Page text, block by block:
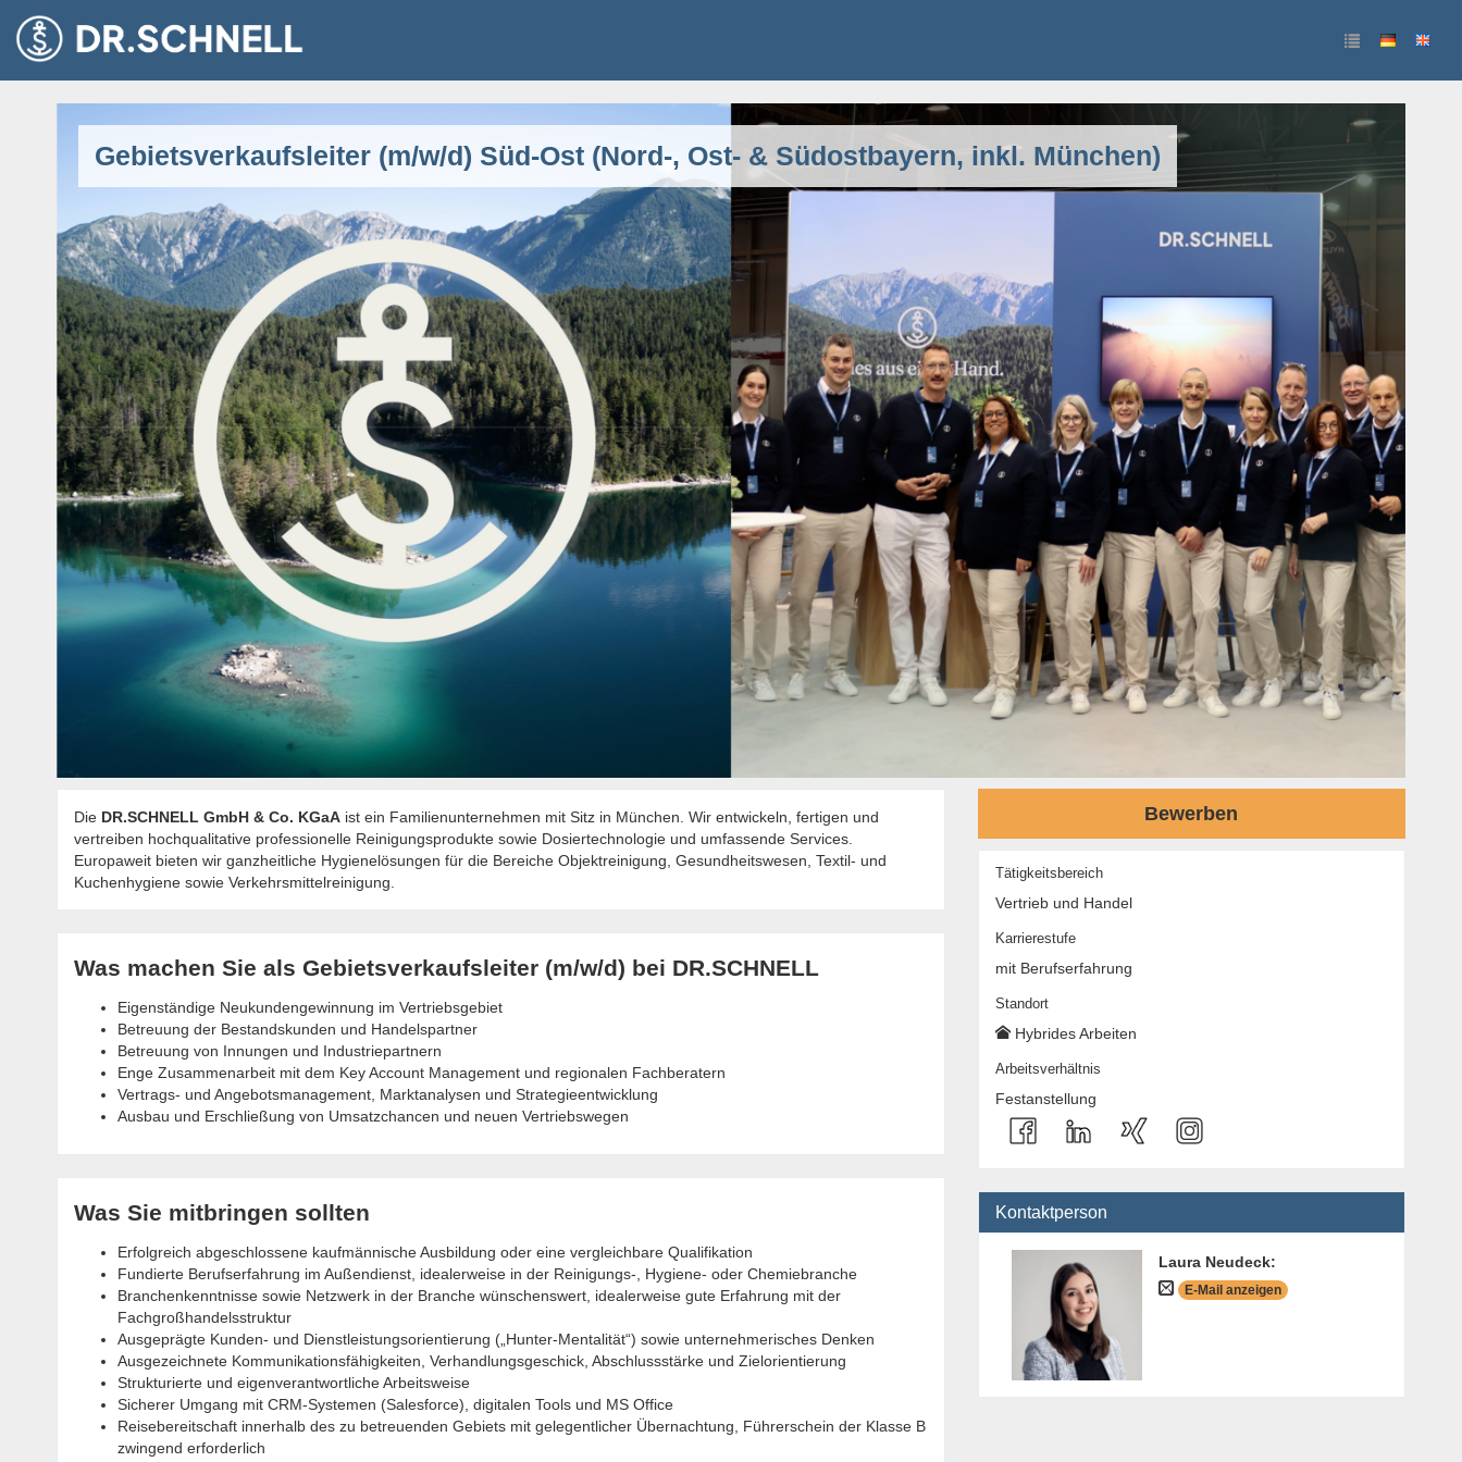
Gebietsverkaufsleiter (m/w/d) Süd-Ost (Nord-, Ost- & Südostbayern, inkl. München)
Die DR.SCHNELL GmbH & Co. KGaA ist ein Familienunternehmen mit Sitz in München. Wir entwickeln, fertigen und
vertreiben hochqualitative professionelle Reinigungsprodukte sowie Dosiertechnologie und umfassende Services.
Europaweit bieten wir ganzheitliche Hygienelösungen für die Bereiche Objektreinigung, Gesundheitswesen, Textil- und
Kuchenhygiene sowie Verkehrsmittelreinigung.
Was machen Sie als Gebietsverkaufsleiter (m/w/d) bei DR.SCHNELL
Eigenständige Neukundengewinnung im Vertriebsgebiet
Betreuung der Bestandskunden und Handelspartner
Betreuung von Innungen und Industriepartnern
Enge Zusammenarbeit mit dem Key Account Management und regionalen Fachberatern
Vertrags- und Angebotsmanagement, Marktanalysen und Strategieentwicklung
Ausbau und Erschließung von Umsatzchancen und neuen Vertriebswegen
Was Sie mitbringen sollten
Erfolgreich abgeschlossene kaufmännische Ausbildung oder eine vergleichbare Qualifikation
Fundierte Berufserfahrung im Außendienst, idealerweise in der Reinigungs-, Hygiene- oder Chemiebranche
Branchenkenntnisse sowie Netzwerk in der Branche wünschenswert, idealerweise gute Erfahrung mit der
Fachgroßhandelsstruktur
Ausgeprägte Kunden- und Dienstleistungsorientierung („Hunter-Mentalität“) sowie unternehmerisches Denken
Ausgezeichnete Kommunikationsfähigkeiten, Verhandlungsgeschick, Abschlussstärke und Zielorientierung
Strukturierte und eigenverantwortliche Arbeitsweise
Sicherer Umgang mit CRM-Systemen (Salesforce), digitalen Tools und MS Office
Reisebereitschaft innerhalb des zu betreuenden Gebiets mit gelegentlicher Übernachtung, Führerschein der Klasse B
zwingend erforderlich
Bewerben
Tätigkeitsbereich
Vertrieb und Handel
Karrierestufe
mit Berufserfahrung
Standort
Hybrides Arbeiten
Arbeitsverhältnis
Festanstellung
Kontaktperson
Laura Neudeck:
E-Mail anzeigen